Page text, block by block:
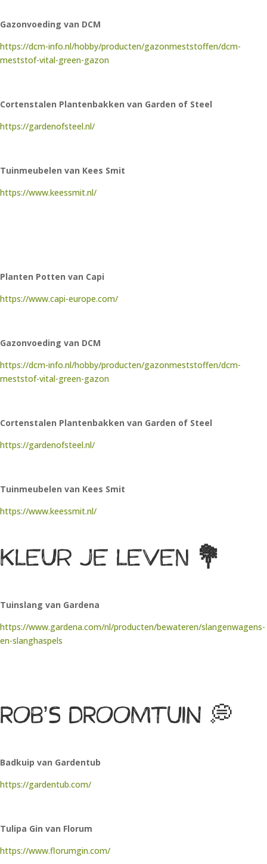
Gazonvoeding van DCM
https://dcm-info.nl/hobby/producten/gazonmeststoffen/dcm-
meststof-vital-green-gazon
Cortenstalen Plantenbakken van Garden of Steel
https://gardenofsteel.nl/
Tuinmeubelen van Kees Smit
https://www.keessmit.nl/
Planten Potten van Capi
https://www.capi-europe.com/
Gazonvoeding van DCM
https://dcm-info.nl/hobby/producten/gazonmeststoffen/dcm-
meststof-vital-green-gazon
Cortenstalen Plantenbakken van Garden of Steel
https://gardenofsteel.nl/
Tuinmeubelen van Kees Smit
https://www.keessmit.nl/
Kleur je leven 💐
Tuinslang van Gardena
https://www.gardena.com/nl/producten/bewateren/slangenwagens-
en-slanghaspels
ROB’S DROOMTUIN 💭
Badkuip van Gardentub
https://gardentub.com/
Tulipa Gin van Florum
https://www.florumgin.com/